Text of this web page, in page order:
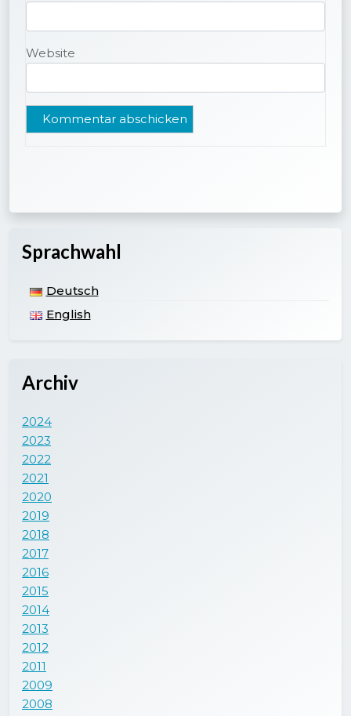
Website
Sprachwahl
Deutsch
English
Archiv
2024
2023
2022
2021
2020
2019
2018
2017
2016
2015
2014
2013
2012
2011
2009
2008